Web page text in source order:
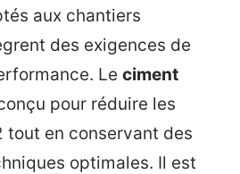
aux chantiers
des exigences de
Le ciment
pour réduire les
tout en conservant des
optimales. Il est